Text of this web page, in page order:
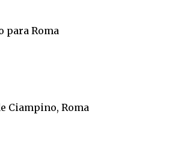
para Roma
Ciampino, Roma